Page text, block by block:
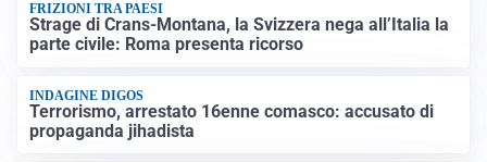
FRIZIONI TRA PAESI
Strage di Crans-Montana, la Svizzera nega all’Italia la
parte civile: Roma presenta ricorso
INDAGINE DIGOS
Terrorismo, arrestato 16enne comasco: accusato di
propaganda jihadista